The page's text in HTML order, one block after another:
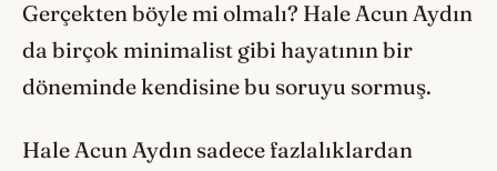
Gerçekten böyle mi olmalı? Hale Acun Aydın
da birçok minimalist gibi hayatının bir
döneminde kendisine bu soruyu sormuş.
Hale Acun Aydın sadece fazlalıklardan